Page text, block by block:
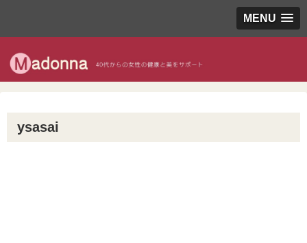
MENU
ysasai